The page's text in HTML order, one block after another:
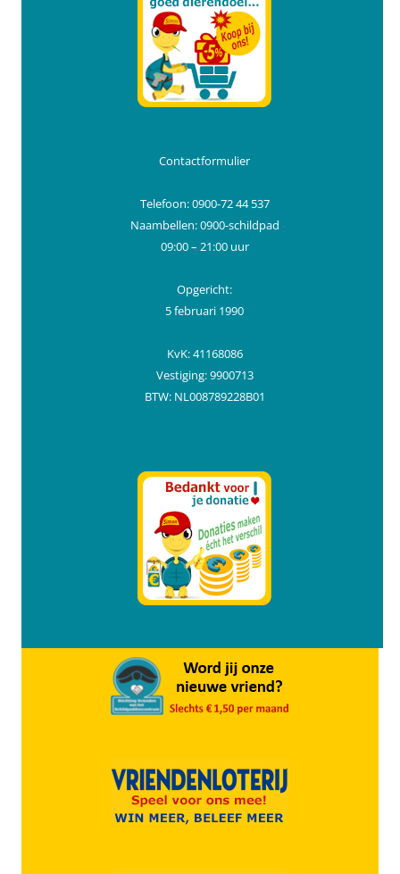
Contactformulier
Telefoon: 0900-72 44 537
Naambellen: 0900-schildpad
09:00 – 21:00 uur
Opgericht:
5 februari 1990
KvK: 41168086
Vestiging: 9900713
BTW: NL008789228B01